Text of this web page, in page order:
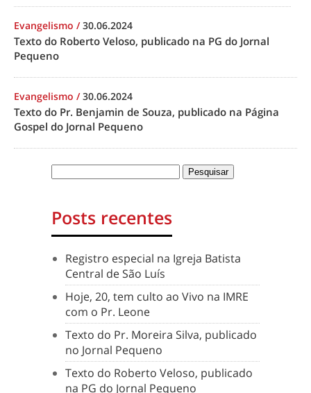
Evangelismo /30.06.2024
Texto do Roberto Veloso, publicado na PG do Jornal
Pequeno
Evangelismo /30.06.2024
Texto do Pr. Benjamin de Souza, publicado na Página
Gospel do Jornal Pequeno
Posts recentes
Registro especial na Igreja Batista
Central de São Luís
Hoje, 20, tem culto ao Vivo na IMRE
com o Pr. Leone
Texto do Pr. Moreira Silva, publicado
no Jornal Pequeno
Texto do Roberto Veloso, publicado
na PG do Jornal Pequeno